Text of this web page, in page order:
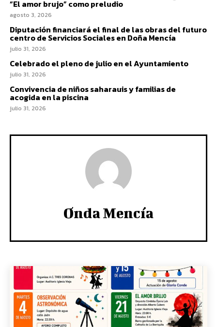
“El amor brujo” como preludio
agosto 3, 2026
Diputación financiará el final de las obras del futuro
centro de Servicios Sociales en Doña Mencía
julio 31, 2026
Celebrado el pleno de julio en el Ayuntamiento
julio 31, 2026
Convivencia de niños saharauis y familias de
acogida en la piscina
julio 31, 2026
Onda Mencía